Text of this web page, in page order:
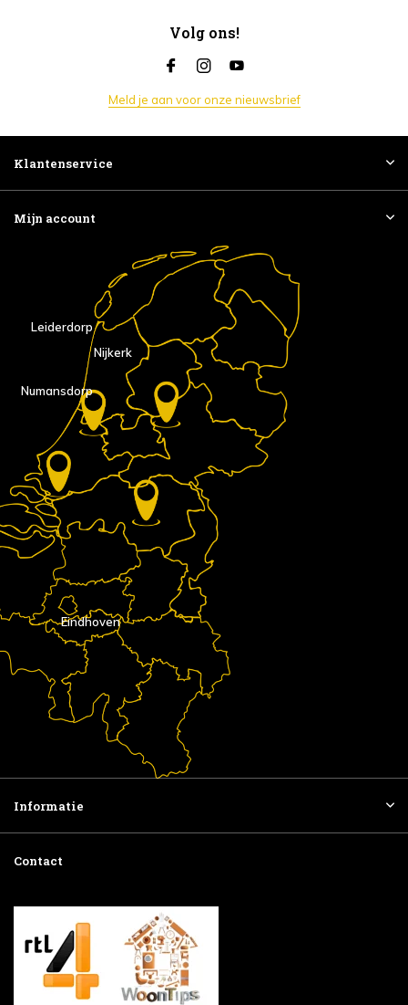
Volg ons!
Meld je aan voor onze nieuwsbrief
Klantenservice
Mijn account
Eindhoven
Nijkerk
Numansdorp
Leiderdorp
Informatie
Contact